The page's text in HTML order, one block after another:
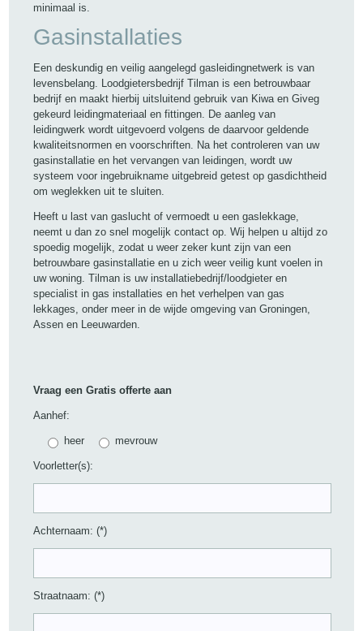
minimaal is.
Gasinstallaties
Een deskundig en veilig aangelegd gasleidingnetwerk is van
levensbelang. Loodgietersbedrijf Tilman is een betrouwbaar
bedrijf en maakt hierbij uitsluitend gebruik van Kiwa en Giveg
gekeurd leidingmateriaal en fittingen. De aanleg van
leidingwerk wordt uitgevoerd volgens de daarvoor geldende
kwaliteitsnormen en voorschriften. Na het controleren van uw
gasinstallatie en het vervangen van leidingen, wordt uw
systeem voor ingebruikname uitgebreid getest op gasdichtheid
om weglekken uit te sluiten.
Heeft u last van gaslucht of vermoedt u een gaslekkage,
neemt u dan zo snel mogelijk contact op. Wij helpen u altijd zo
spoedig mogelijk, zodat u weer zeker kunt zijn van een
betrouwbare gasinstallatie en u zich weer veilig kunt voelen in
uw woning. Tilman is uw installatiebedrijf/loodgieter en
specialist in gas installaties en het verhelpen van gas
lekkages, onder meer in de wijde omgeving van Groningen,
Assen en Leeuwarden.
Vraag een Gratis offerte aan
Aanhef:
heer mevrouw
Voorletter(s):
Achternaam: (*)
Straatnaam: (*)